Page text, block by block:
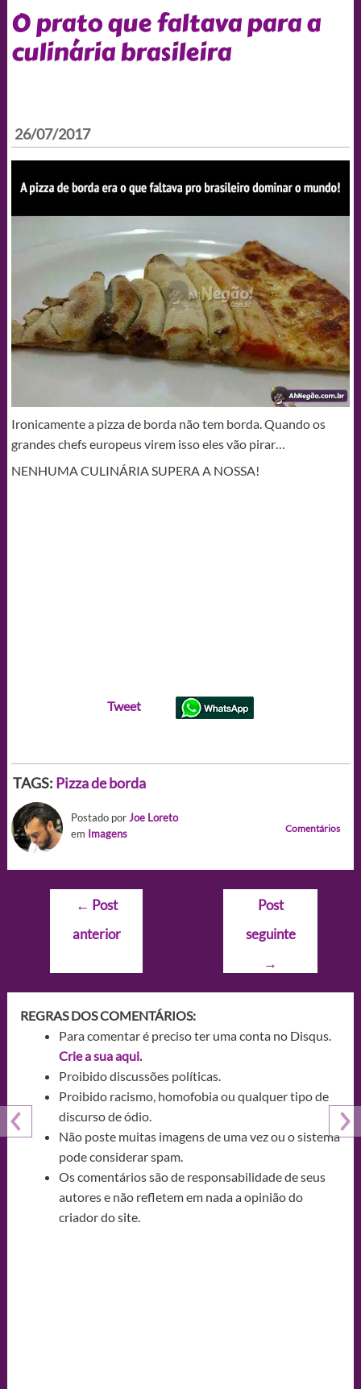
O prato que faltava para a
culinária brasileira
26/07/2017
Ironicamente a pizza de borda não tem borda. Quando os
grandes chefs europeus virem isso eles vão pirar…
NENHUMA CULINÁRIA SUPERA A NOSSA!
Tweet
TAGS: Pizza de borda
Postado porJoe Loreto
em Imagens Comentários
Navegação
Post
← Post
anterior
Post
seguinte
→
REGRAS DOS COMENTÁRIOS:
Para comentar é preciso ter uma conta no Disqus.
Crie a sua aqui.
Proibido discussões políticas.
Proibido racismo, homofobia ou qualquer tipo de
discurso de ódio.
Não poste muitas imagens de uma vez ou o sistema
pode considerar spam.
Os comentários são de responsabilidade de seus
autores e não refletem em nada a opinião do
criador do site.